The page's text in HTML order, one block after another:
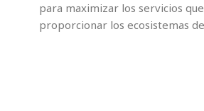
para maximizar los servicios
proporcionar los ecosistemas